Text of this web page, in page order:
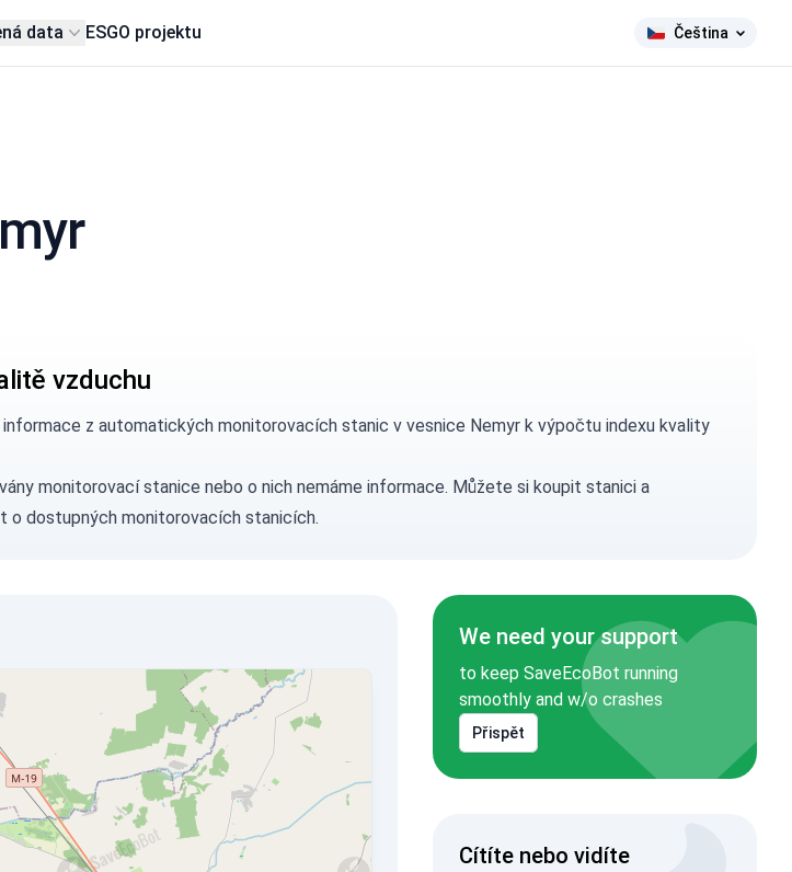
data ESGO projektu Čeština
vzduchu
z automatických monitorovacích stanic v vesnice Nemyr k výpočtu indexu kvality
monitorovací stanice nebo o nich nemáme informace. Můžete si koupit stanicia
o dostupných monitorovacích stanicích.
We need your support
to keep SaveEcoBot running
smoothly and w/o crashes
Přispět
Cítíte nebo vidíte